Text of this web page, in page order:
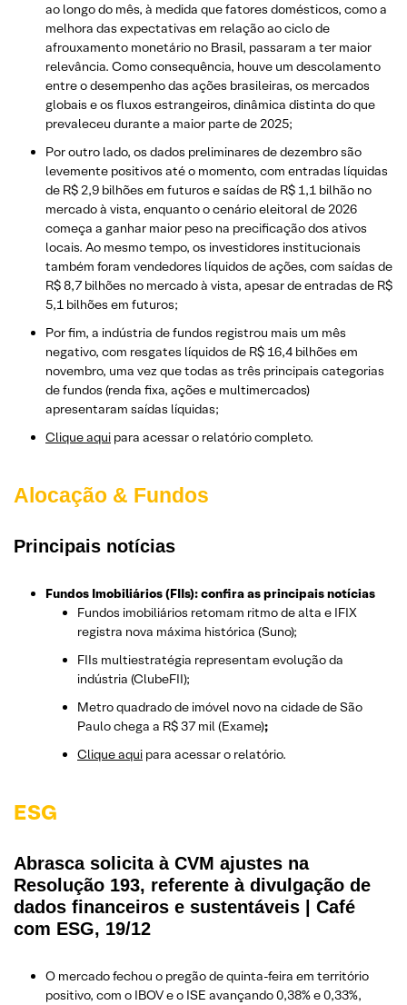
ao longo do mês, à medida que fatores domésticos, como a
melhora das expectativas em relação ao ciclo de
afrouxamento monetário no Brasil, passaram a ter maior
relevância. Como consequência, houve um descolamento
entre o desempenho das ações brasileiras, os mercados
globais e os fluxos estrangeiros, dinâmica distinta do que
prevaleceu durante a maior parte de 2025;
Por outro lado, os dados preliminares de dezembro são
levemente positivos até o momento, com entradas líquidas
de R$ 2,9 bilhões em futuros e saídas de R$ 1,1 bilhão no
mercado à vista, enquanto o cenário eleitoral de 2026
começa a ganhar maior peso na precificação dos ativos
locais. Ao mesmo tempo, os investidores institucionais
também foram vendedores líquidos de ações, com saídas de
R$ 8,7 bilhões no mercado à vista, apesar de entradas de R$
5,1 bilhões em futuros;
Por fim, a indústria de fundos registrou mais um mês
negativo, com resgates líquidos de R$ 16,4 bilhões em
novembro, uma vez que todas as três principais categorias
de fundos (renda fixa, ações e multimercados)
apresentaram saídas líquidas;
Clique aqui para acessar o relatório completo.
Alocação & Fundos
Principais notícias
Fundos Imobiliários (FIIs): confira as principais notícias
Fundos imobiliários retomam ritmo de alta e IFIX
registra nova máxima histórica (Suno);
FIIs multiestratégia representam evolução da
indústria (ClubeFII);
Metro quadrado de imóvel novo na cidade de São
Paulo chega a R$ 37 mil (Exame);
Clique aqui para acessar o relatório.
ESG
Abrasca solicita à CVM ajustes na
Resolução 193, referente à divulgação de
dados financeiros e sustentáveis | Café
com ESG, 19/12
O mercado fechou o pregão de quinta-feira em território
positivo, com o IBOV e o ISE avançando 0,38% e 0,33%,